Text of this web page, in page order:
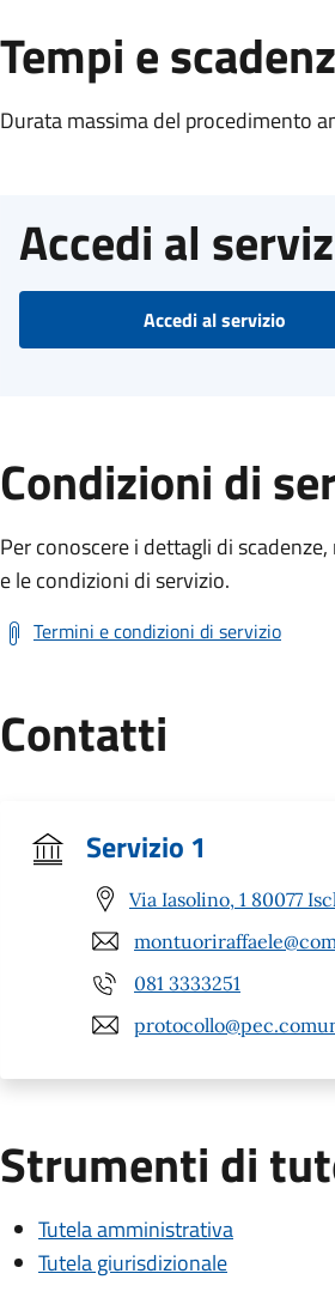
Tempi e
Durata massima del procedimento
Accedi al
Accedi al servizio
Condizioni di
Per conoscere i dettagli di
e le condizioni di servizio.
Termini e condizioni di servizio
Contatti
Servizio 1
Via Iasolino, 1 80077
081 3333251
Strumenti di
Tutela amministrativa
Tutela giurisdizionale